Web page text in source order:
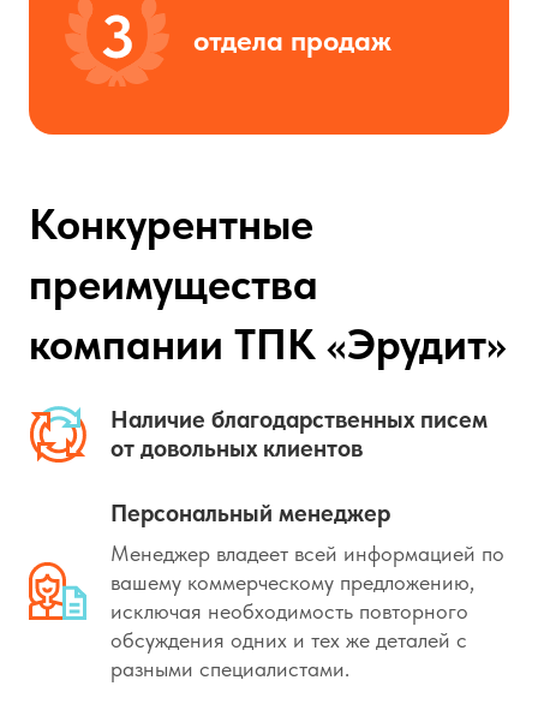
отдела продаж
Конкурентные
преимущества
компании ТПК «Эрудит»
Наличие благодарственных писем
от довольных клиентов
Персональный менеджер
Менеджер владеет всей информацией по
вашему коммерческому предложению,
исключая необходимость повторного
обсуждения одних и тех же деталей с
разными специалистами.